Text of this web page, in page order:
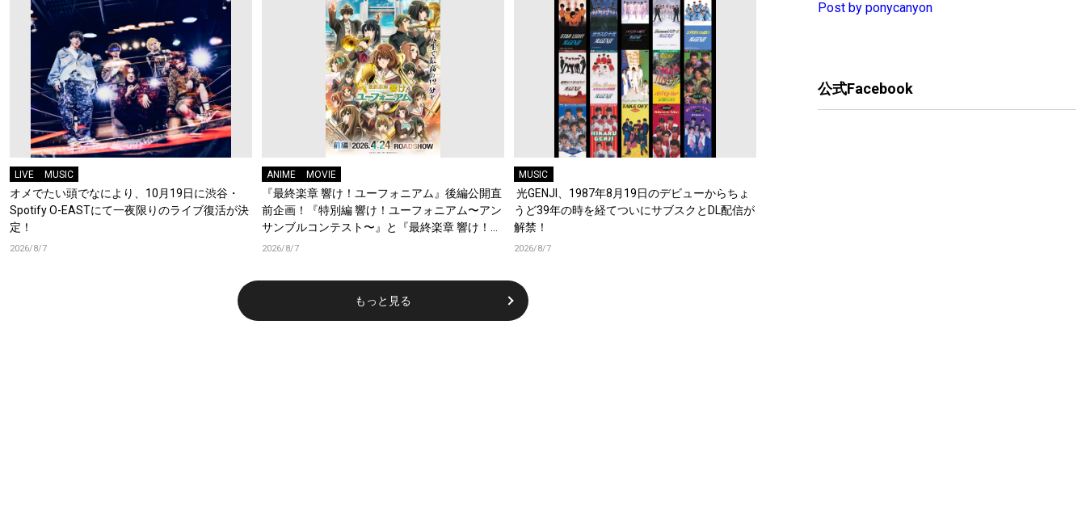
LIVE MUSIC
オメでたい頭でなにより、10月19日に渋谷・
Spotify O-EASTにて一夜限りのライブ復活が決
定！
2026/8/7
ANIME MOVIE
『最終楽章 響け！ユーフォニアム』後編公開直
前企画！『特別編 響け！ユーフォニアム〜アン
サンブルコンテスト〜』と『最終楽章 響け！ユ
ーフォニアム』前編の一挙上映が決定！
2026/8/7
MUSIC
光GENJI、1987年8月19日のデビューからちょ
うど39年の時を経てついにサブスクとDL配信が
解禁！
2026/8/7
もっと見る
Post by ponycanyon
公式Facebook